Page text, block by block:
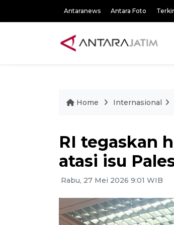
Antaranews Antara Foto
Home Internasional
RI tegaskan
atasi isu
Rabu, 27 Mei 2026 9:01 WIB